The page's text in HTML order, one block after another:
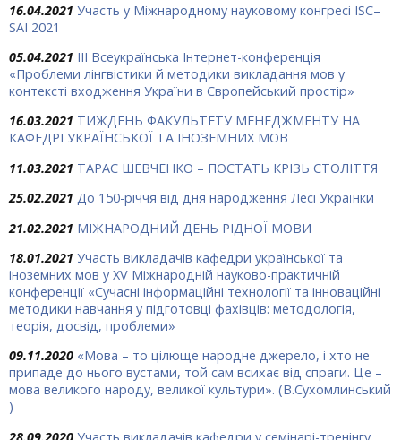
16.04.2021 Участь у Міжнародному науковому конгресі ISC–
SAI 2021
05.04.2021 IІІ Всеукраїнська Інтернет-конференція
«Проблеми лінгвістики й методики викладання мов у
контексті входження України в Європейський простір»
16.03.2021 ТИЖДЕНЬ ФАКУЛЬТЕТУ МЕНЕДЖМЕНТУ НА
КАФЕДРІ УКРАЇНСЬКОЇ ТА ІНОЗЕМНИХ МОВ
11.03.2021 ТАРАС ШЕВЧЕНКО – ПОСТАТЬ КРІЗЬ СТОЛІТТЯ
25.02.2021 До 150-річчя від дня народження Лесі Українки
21.02.2021 МІЖНАРОДНИЙ ДЕНЬ РІДНОЇ МОВИ
18.01.2021 Участь викладачів кафедри української та
іноземних мов у XV Міжнародній науково-практичній
конференції «Сучасні інформаційні технології та інноваційні
методики навчання у підготовці фахівців: методологія,
теорія, досвід, проблеми»
09.11.2020 «Мова – то цілюще народ­не джерело, і хто не
припаде до нього вустами, той сам всихає від спраги. Це –
мова великого народу, великої культури». (В.Сухомлинський
)